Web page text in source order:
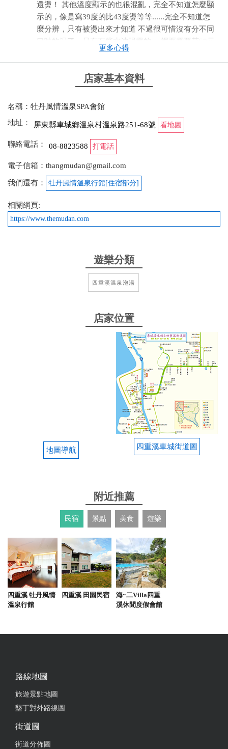
還燙！ 其他溫度顯示的也很混亂，完全不知道怎麼顯
示的，像是寫39度的比43度燙等等......完全不知道怎
麼分辨，只有被燙出來才知道 不過很可惜沒有分不同
口味的湯了、只有有些水沖跟電的。 裡面需要花50元
一條浴巾租借，一條押金100元；也有置物櫃需準備
旅館服務人員對年長者非常周到，還常常叮嚀要多吃
一點。溫泉池非常乾淨，脈衝池很特別，泡完後晚上
很好睡。
改為脈衝光跟SPA按摩~~ 有點把原有特色取消新建別
的東西上去~~ 有點可惜~~~ 原本我是奔著要藥浴前往
~~ 最後卻一個都沒有~~ 只能默默體驗幾項有點小失
2025-12-07 01:06:03
我僅體驗溫泉設施的部分。 1.服務：櫃檯還算熱情。
2.溫泉設施：池算多，溫度約18-45度間，冷的冷，很
燙的很燙。沒什麼中間值。遇到下雨，風雨一直打進
來，非常冷。 3.很失望，我們的大雨傘放在櫃台門
口，可惜離開時，大雨傘不見了，可能被其他客人拿
走？下雨的那晚，我們也要不回來。但，櫃檯有送給
我們一把小一點但印有什麼單位的雨傘代替.. 4.很失
來衝去，也有大人男士穿著球褲直接下去泡！浴室廁
所有異味，期盼能改善。
2025-11-24 00:29:37
度假 泡溫泉的好地方 有12池的大眾池 房間裡面還有
兩池 一池露天 一池室內 都很棒 大眾池 來這裡住宿
免費遊玩 沒有住宿也可以只有泡溫泉 一整天的 假日
住感很優，電視上的YouTube 不會進廣告，上廁所有
免治座墊，陽台一個泡湯池，浴室又一個泡湯池，有
來很舒服，手機訊號也很強，我入住後就不想出門
了。就剛好我遇到雙人房一晚六千，算自己幸運。
更多心得
店家基本資料
名稱：牡丹風情溫泉SPA會館
地址：
屏東縣車城鄉溫泉村溫泉路251-68號 看地圖
聯絡電話： 08-8823588 打電話
電子信箱：thangmudan@gmail.com
我們還有： 牡丹風情溫泉行館[住宿部分]
相關網頁:
https://www.themudan.com
遊樂分類
四重溪溫泉泡湯
店家位置
地圖導航 四重溪車城街道圖
附近推薦
民宿 景點 美食 遊樂
四重溪 牡丹風情
溫泉行館
四重溪 田園民宿
海~二Villa四重
溪休閒度假會館
路線地圖
旅遊景點地圖
墾丁對外路線圖
街道圖
街道分佈圖